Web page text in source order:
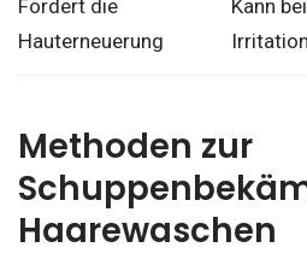
Fördert die
Hauterneuerung
Kann
Methoden zur
Haarewaschen